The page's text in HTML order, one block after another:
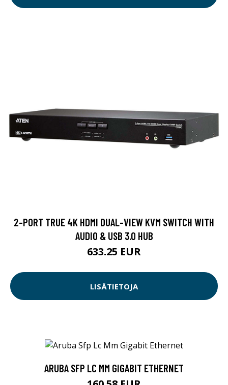
2-PORT TRUE 4K HDMI DUAL-VIEW KVM SWITCH WITH
AUDIO & USB 3.0 HUB
633.25 EUR
LISÄTIETOJA
ARUBA SFP LC MM GIGABIT ETHERNET